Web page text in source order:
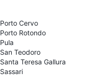
Porto Cervo
Porto Rotondo
Pula
San Teodoro
Santa Teresa Gallura
Sassari